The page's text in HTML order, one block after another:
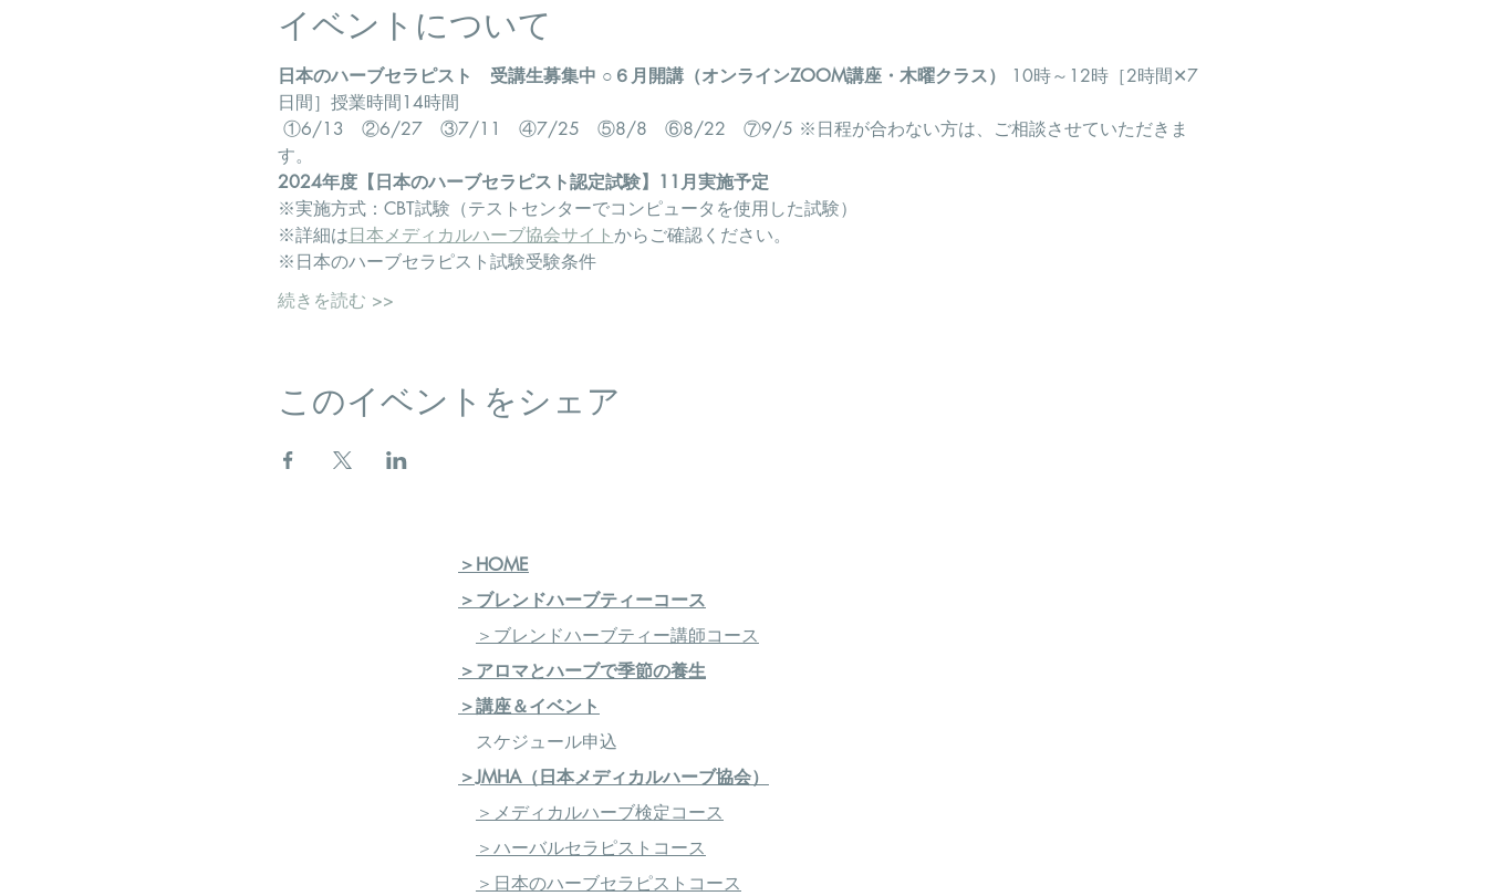
イベントについて
日本のハーブセラピスト　受講生募集中 ○６月開講（オンラインZOOM講座・木曜クラス）
10時～12時［2時間✕7
日間］授業時間14時間
①6/13　②6/27　③7/11　④7/25　⑤8/8　⑥8/22　⑦9/5 ※日程が合わない方は、ご相談させていただきま
す。
2024年度【日本のハーブセラピスト認定試験】11月実施予定
※実施方式：CBT試験（テストセンターでコンピュータを使用した試験）
※詳細は日本メディカルハーブ協会サイトからご確認ください。
※日本のハーブセラピスト試験受験条件
続きを読む >>
このイベントをシェア
＞HOME
＞ブレンドハーブティーコース
＞ブレンドハーブティー講師コース
＞アロマとハーブで季節の養生
＞講座＆イベント
スケジュール申込
＞JMHA（日本メディカルハーブ協会）
＞メディカルハーブ検定コース
＞ハーバルセラピストコース
＞日本のハーブセラピストコース